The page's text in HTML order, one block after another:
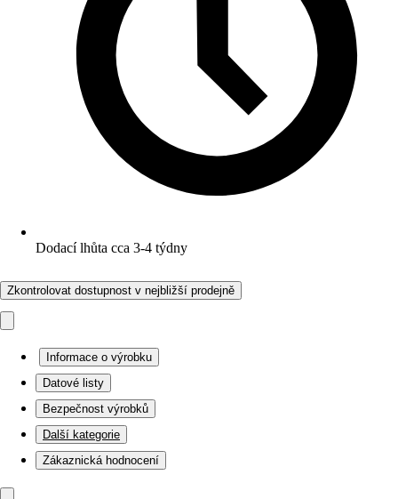
Dodací lhůta cca 3-4 týdny
Zkontrolovat dostupnost v nejbližší prodejně
Informace o výrobku
Datové listy
Bezpečnost výrobků
Další kategorie
Zákaznická hodnocení